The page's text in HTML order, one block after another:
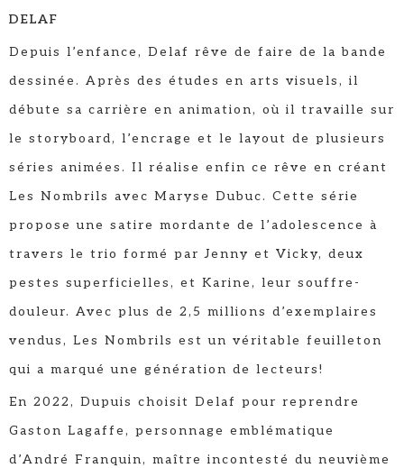
DELAF
Depuis l’enfance, Delaf rêve de faire de la bande
dessinée. Après des études en arts visuels, il
débute sa carrière en animation, où il travaille sur
le storyboard, l’encrage et le layout de plusieurs
séries animées. Il réalise enfin ce rêve en créant
Les Nombrils avec Maryse Dubuc. Cette série
propose une satire mordante de l’adolescence à
travers le trio formé par Jenny et Vicky, deux
pestes superficielles, et Karine, leur souffre-
douleur. Avec plus de 2,5 millions d’exemplaires
vendus, Les Nombrils est un véritable feuilleton
qui a marqué une génération de lecteurs!
En 2022, Dupuis choisit Delaf pour reprendre
Gaston Lagaffe, personnage emblématique
d’André Franquin, maître incontesté du neuvième